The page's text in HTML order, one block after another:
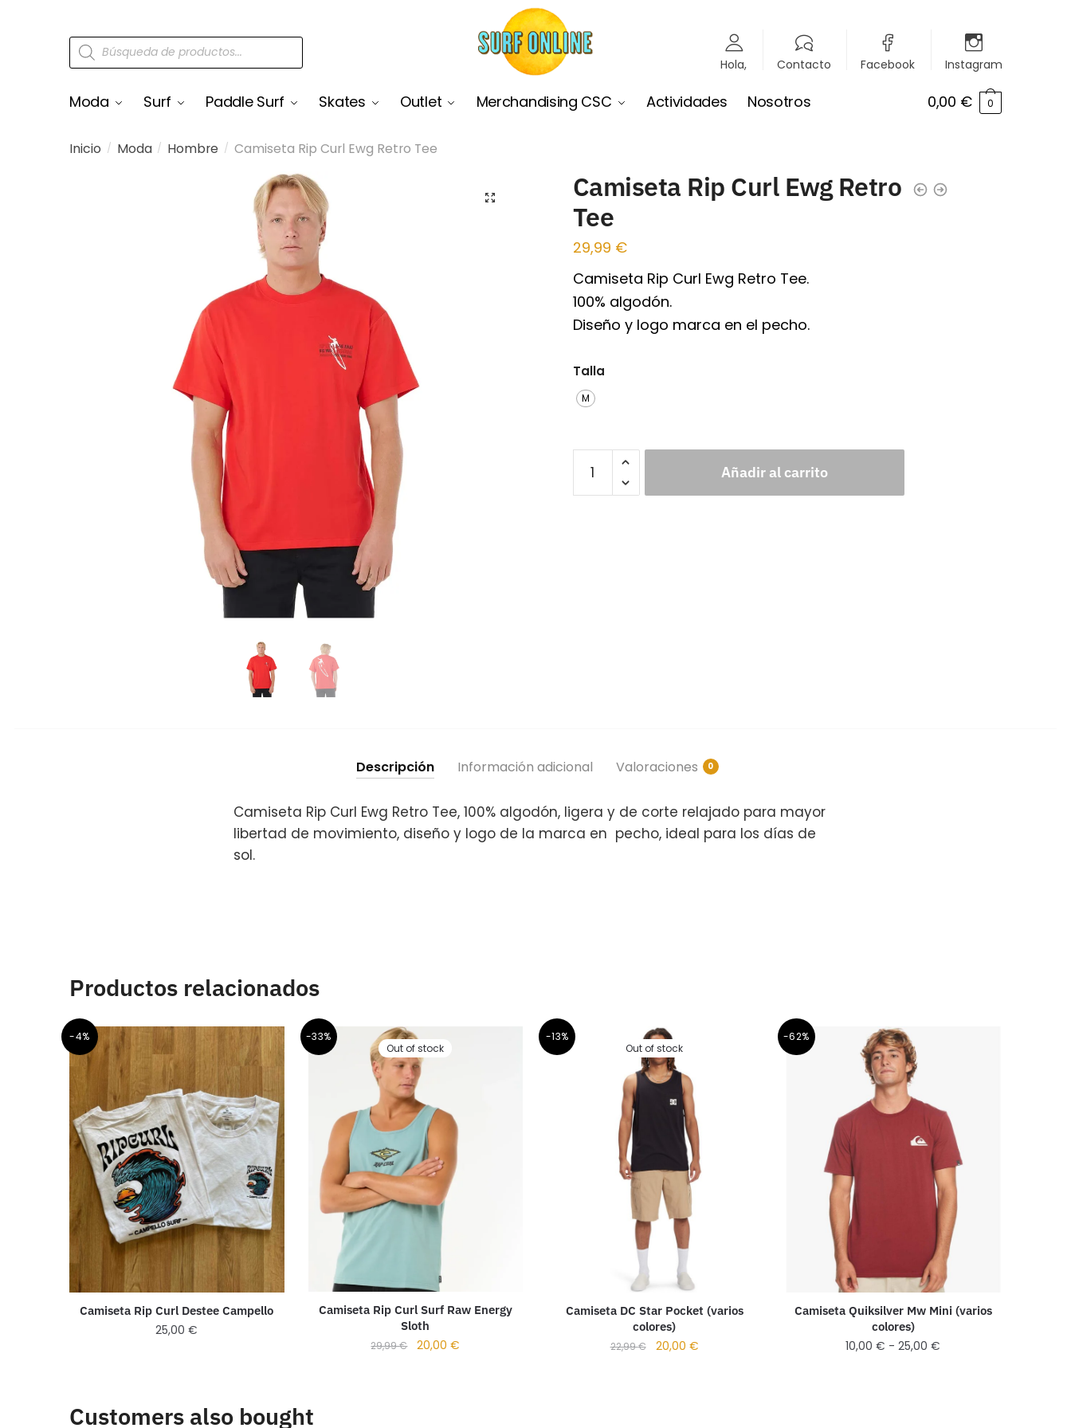
Hola, Contacto Facebook Instagram
Moda Surf Paddle Surf Skates Outlet Merchandising CSC Actividades Nosotros 0,00 € 0
Inicio / Moda / Hombre / Camiseta Rip Curl Ewg Retro Tee
🔍
Camiseta Rip Curl Ewg Retro
Tee
29,99 €
Camiseta Rip Curl Ewg Retro Tee.
100% algodón.
Diseño y logo marca en el pecho.
Talla
M
Añadir al carrito
Descripción Información adicional Valoraciones 0
Camiseta Rip Curl Ewg Retro Tee, 100% algodón, ligera y de corte relajado para mayor
libertad de movimiento, diseño y logo de la marca en pecho, ideal para los días de
sol.
Productos relacionados
-4%
Camiseta Rip Curl Destee Campello
25,00€
-33%
Out of stock
Camiseta Rip Curl Surf Raw Energy
Sloth
29,99€ 20,00€
-13%
Out of stock
Camiseta DC Star Pocket (varios
colores)
22,99€ 20,00 €
-62%
Camiseta Quiksilver Mw Mini (varios
colores)
10,00€ - 25,00€
Customers also bought